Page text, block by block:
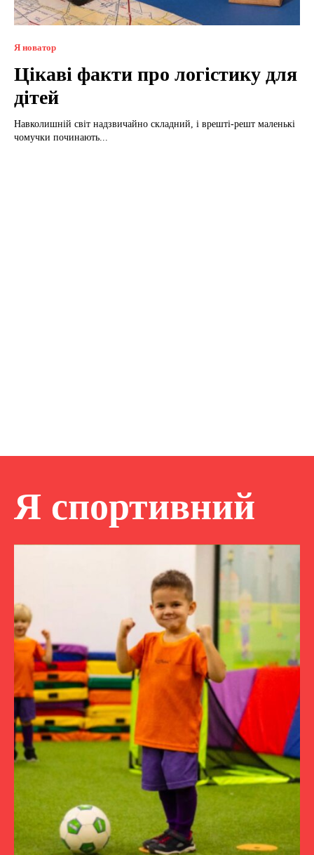
Я новатор
Цікаві факти про логістику для
дітей
Навколишній світ надзвичайно складний, і врешті-решт маленькі
чомучки починають...
Я спортивний